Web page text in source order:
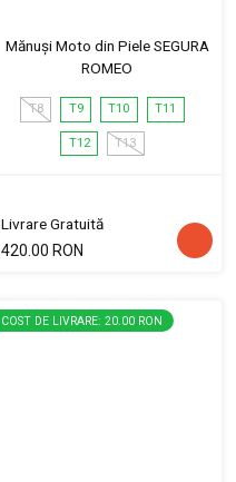
Mănuși Moto din Piele SEGURA
ROMEO
T8 T9 T10 T11
T12 T13
Livrare Gratuită
420.00 RON
COST DE LIVRARE: 20.00 RON